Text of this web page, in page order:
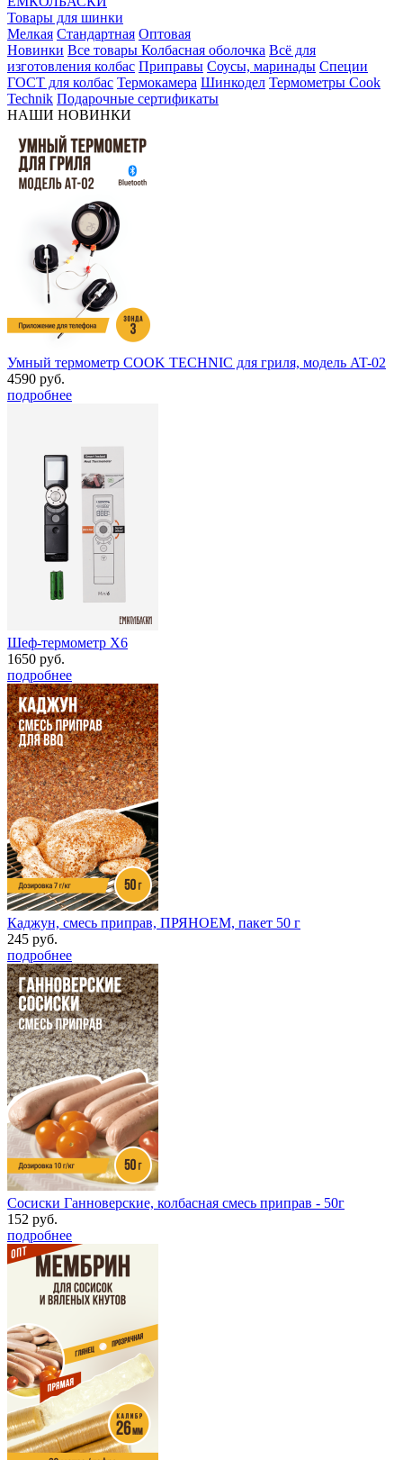
Товары для шинки
Мелкая Стандартная Оптовая
Новинки Все товары Колбасная оболочка Всё для
изготовления колбас Приправы Соусы, маринады Специи
ГОСТ для колбас Термокамера Шинкодел Термометры Cook
Technik Подарочные сертификаты
НАШИ НОВИНКИ
Умный термометр COOK TECHNIC для гриля, модель AT-02
4590 руб.
подробнее
Шеф-термометр Х6
1650 руб.
подробнее
Каджун, смесь приправ, ПРЯНОЕМ, пакет 50 г
245 руб.
подробнее
Сосиски Ганноверские, колбасная смесь приправ - 50г
152 руб.
подробнее